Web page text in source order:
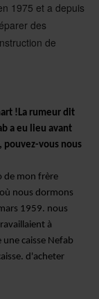
1975 et a depuis
des
de
!La rumeur dit
a eu lieu avant
pouvez-vous nous
de mon frère
où nous dormons
1959. nous
à
caisse Nefab
d'acheter